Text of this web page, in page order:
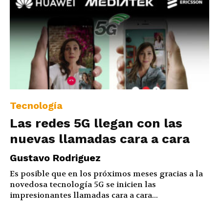
Tecnología
Las redes 5G llegan con las
nuevas llamadas cara a cara
Gustavo Rodriguez
Es posible que en los próximos meses gracias a la
novedosa tecnología 5G se inicien las
impresionantes llamadas cara a cara...